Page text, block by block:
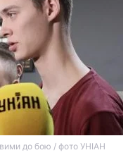
до бою / фото УНІАН